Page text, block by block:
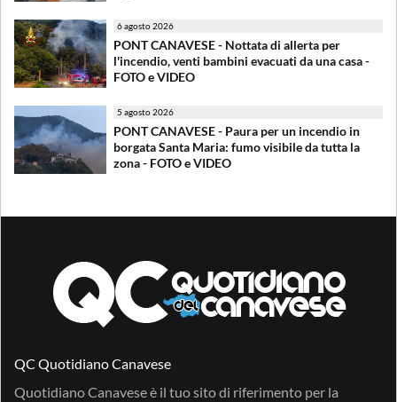
6 agosto 2026
PONT CANAVESE - Nottata di allerta per
l'incendio, venti bambini evacuati da una casa -
FOTO e VIDEO
5 agosto 2026
PONT CANAVESE - Paura per un incendio in
borgata Santa Maria: fumo visibile da tutta la
zona - FOTO e VIDEO
QC Quotidiano Canavese
Quotidiano Canavese è il tuo sito di riferimento per la